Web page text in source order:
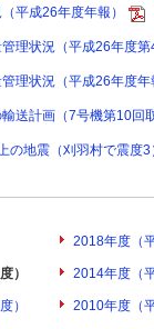
平成26年度年報）
理状況（平成26年度
理状況（平成26年度年
送計画（7号機第10回
の地震（刈羽村で震度3
2018年度（
） 2014年度（
） 2010年度（